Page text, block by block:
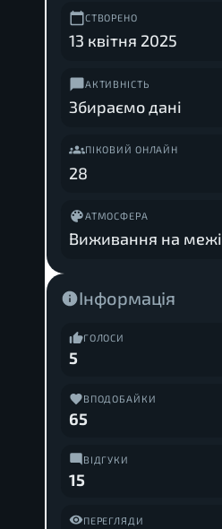
СТВОРЕНО
13 квітня 2025
АКТИВНІСТЬ
Збираємо дані
ПІКОВИЙ ОНЛАЙН
28
АТМОСФЕРА
Виживання на межі
Інформація
ГОЛОСИ
5
ВПОДОБАЙКИ
65
ВІДГУКИ
15
ПЕРЕГЛЯДИ